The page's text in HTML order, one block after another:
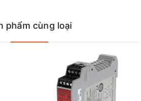
phẩm cùng loại